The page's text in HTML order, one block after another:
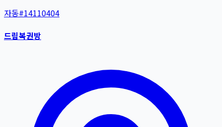
자동#14110404
드림복권방